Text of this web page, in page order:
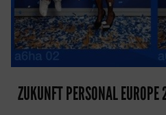
ZUKUNFT PERSONAL